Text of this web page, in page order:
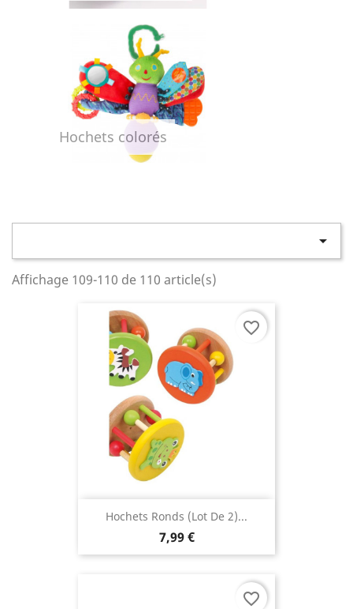
Hochets colorés

Affichage 109-110 de 110 article(s)
Hochets Ronds (lot De 2)...
7,99 €
favorite_border
favorite_border